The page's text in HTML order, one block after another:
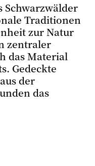
Schwarzwälder
Traditionen
zur Natur
zentraler
das Material
Gedeckte
der
das